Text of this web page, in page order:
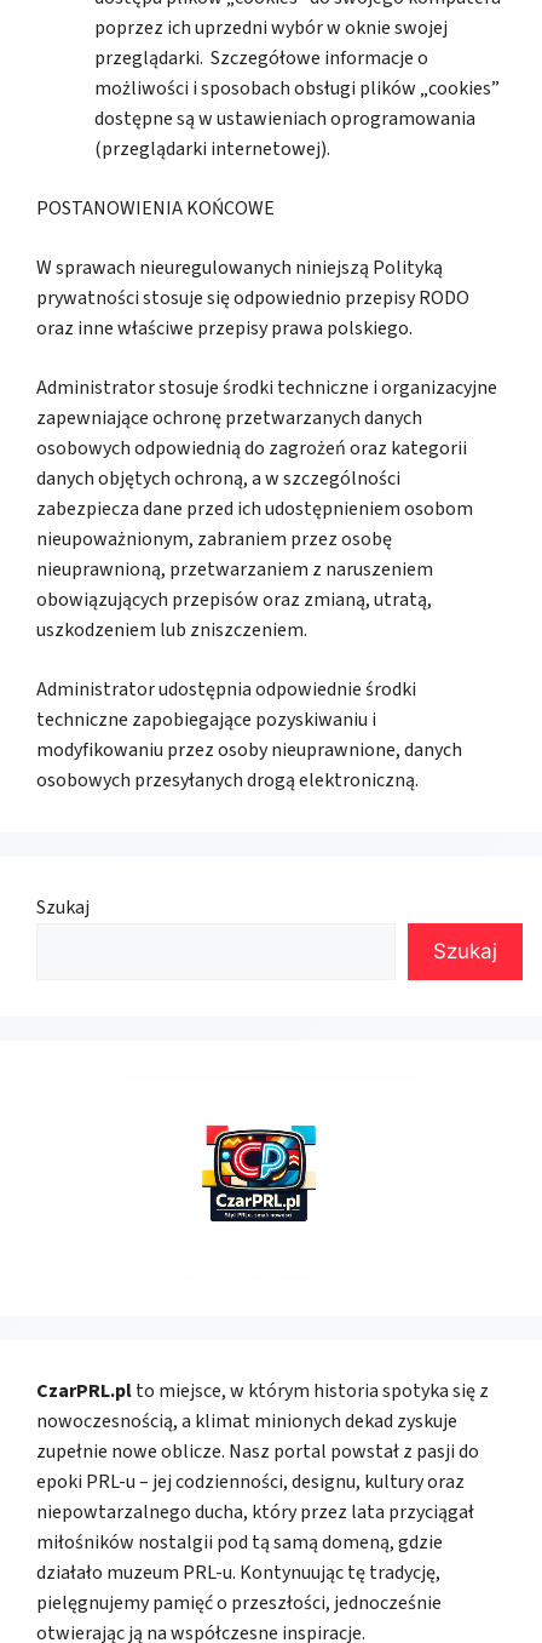
poprzez ich uprzedni wybór w oknie swojej
przeglądarki. Szczegółowe informacje o
możliwości i sposobach obsługi plików „cookies”
dostępne są w ustawieniach oprogramowania
(przeglądarki internetowej).
POSTANOWIENIA KOŃCOWE
W sprawach nieuregulowanych niniejszą Polityką
prywatności stosuje się odpowiednio przepisy RODO
oraz inne właściwe przepisy prawa polskiego.
Administrator stosuje środki techniczne i organizacyjne
zapewniające ochronę przetwarzanych danych
osobowych odpowiednią do zagrożeń oraz kategorii
danych objętych ochroną, a w szczególności
zabezpiecza dane przed ich udostępnieniem osobom
nieupoważnionym, zabraniem przez osobę
nieuprawnioną, przetwarzaniem z naruszeniem
obowiązujących przepisów oraz zmianą, utratą,
uszkodzeniem lub zniszczeniem.
Administrator udostępnia odpowiednie środki
techniczne zapobiegające pozyskiwaniu i
modyfikowaniu przez osoby nieuprawnione, danych
osobowych przesyłanych drogą elektroniczną.
Szukaj
Szukaj
CzarPRL.plto miejsce, w którym historia spotyka się z
nowoczesnością, a klimat minionych dekad zyskuje
zupełnie nowe oblicze. Nasz portal powstał z pasji do
epoki PRL-u – jej codzienności, designu, kultury oraz
niepowtarzalnego ducha, który przez lata przyciągał
miłośników nostalgii pod tą samą domeną, gdzie
działało muzeum PRL-u. Kontynuując tę tradycję,
pielęgnujemy pamięć o przeszłości, jednocześnie
otwierając ją na współczesne inspiracje.